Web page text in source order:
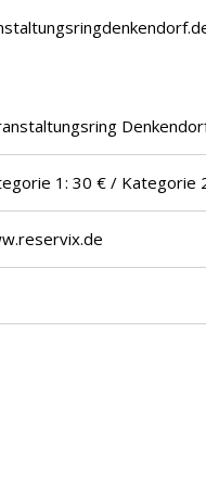
1: 30 € / Kategorie